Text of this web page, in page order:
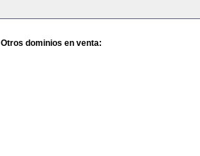
Otros dominios en venta: